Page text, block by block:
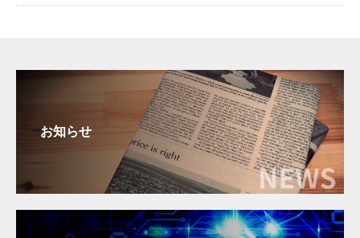
お知らせ